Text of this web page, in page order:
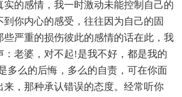
实的感情，我一时激动未能控制自己的
你内心的感受，往往因为自己的固
些严重的损伤彼此的感情的话在此，我
：老婆，对不起!是我不好，都是我的
多么的后悔，多么的自责，可在你面
来，那种承认错误的态度。经常听你